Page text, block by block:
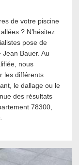
de votre piscine
? N’hésitez
pose de
Bauer. Au
nous
les différents
le dallage ou le
des résultats
78300,